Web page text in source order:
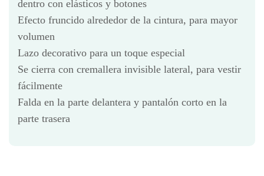
dentro con elásticos y botones
Efecto fruncido alrededor de la cintura, para mayor
volumen
Lazo decorativo para un toque especial
Se cierra con cremallera invisible lateral, para vestir
fácilmente
Falda en la parte delantera y pantalón corto en la
parte trasera